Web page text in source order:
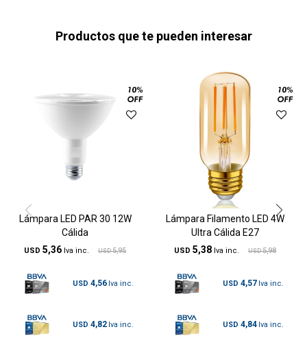
Productos que te pueden interesar
Lámpara LED PAR 30 12W
Cálida
USD 5,36 USD 5,95
USD 4,56
USD 4,82
Lámpara Filamento LED 4W
Ultra Cálida E27
USD 5,38 USD 5,98
USD 4,57
USD 4,84